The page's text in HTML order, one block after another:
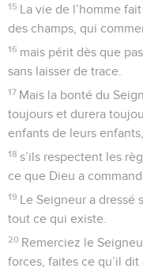
15 La vie de l’homme
des champs, qui
16 mais périt dès que
sans laisser de trace.
17 Mais la bonté du
toujours et durera
enfants de leurs enfants,
18 s’ils respectent les
ce que Dieu a
19 Le Seigneur a dressé
tout ce qui existe.
20 Remerciez le
forces, faites ce qu’il